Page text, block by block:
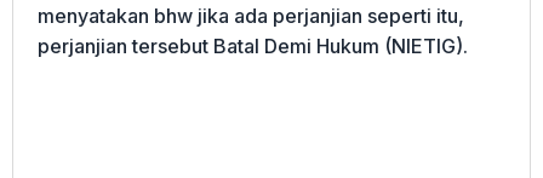
menyatakan bhw jika ada perjanjian seperti itu,
perjanjian tersebut Batal Demi Hukum (NIETIG).